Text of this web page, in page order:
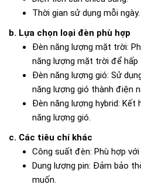
Thời gian sử dụng mỗi ngày.
b. Lựa chọn loại đèn phù hợp
Đèn năng lượng mặt trời:
năng lượng mặt trời để
Đèn năng lượng gió: Sử
năng lượng gió thành điện
Đèn năng lượng hybrid:
năng lượng gió.
c. Các tiêu chí khác
Công suất đèn: Phù hợp
Dung lượng pin: Đảm bảo
muốn.